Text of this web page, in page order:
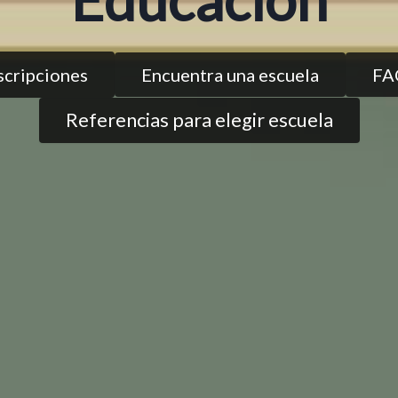
Encuentra una escuela
Referencias para elegir escuela